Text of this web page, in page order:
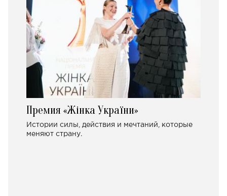
Премия «Жінка України»
Истории силы, действия и мечтаний, которые
меняют страну.